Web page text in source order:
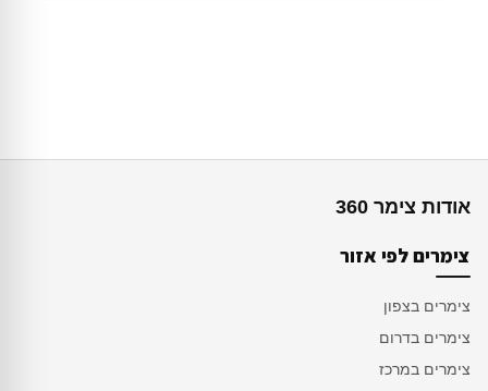
אודות צימר 360
צימרים לפי אזור
צימרים בצפון
צימרים בדרום
צימרים במרכז